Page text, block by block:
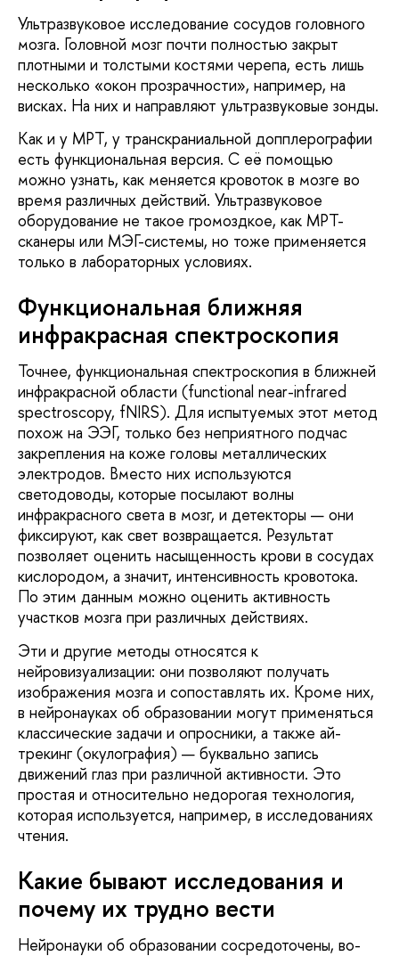
Ультразвуковое исследование сосудов головного
мозга. Головной мозг почти полностью закрыт
плотными и толстыми костями черепа, есть лишь
несколько «окон прозрачности», например, на
висках. На них и направляют ультразвуковые зонды.
Как и у МРТ, у транскраниальной допплерографии
есть функциональная версия. С её помощью
можно узнать, как меняется кровоток в мозге во
время различных действий. Ультразвуковое
оборудование не такое громоздкое, как МРТ-
сканеры или МЭГ-системы, но тоже применяется
только в лабораторных условиях.
Функциональная ближняя
инфракрасная спектроскопия
Точнее, функциональная спектроскопия в ближней
инфракрасной области (functional near-infrared
spectroscopy, fNIRS). Для испытуемых этот метод
похож на ЭЭГ, только без неприятного подчас
закрепления на коже головы металлических
электродов. Вместо них используются
светодоводы, которые посылают волны
инфракрасного света в мозг, и детекторы — они
фиксируют, как свет возвращается. Результат
позволяет оценить насыщенность крови в сосудах
кислородом, а значит, интенсивность кровотока.
По этим данным можно оценить активность
участков мозга при различных действиях.
Эти и другие методы относятся к
нейровизуализации: они позволяют получать
изображения мозга и сопоставлять их. Кроме них,
в нейронауках об образовании могут применяться
классические задачи и опросники, а также ай-
трекинг (окулография) — буквально запись
движений глаз при различной активности. Это
простая и относительно недорогая технология,
которая используется, например, в исследованиях
чтения.
Какие бывают исследования и
почему их трудно вести
Нейронауки об образовании сосредоточены, во-